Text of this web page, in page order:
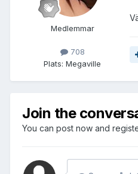
Medlemmar
708
Plats: Megaville
Join the
You can post now and